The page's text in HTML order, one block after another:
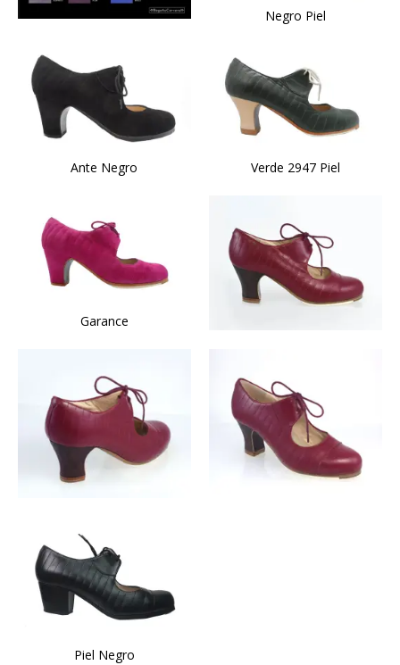
Negro Piel
Ante Negro Verde 2947 Piel
Garance
Piel Negro